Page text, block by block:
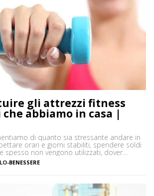
gli attrezzi fitness
abbiamo in casa |
di quanto sia stressante andare in
orari e giorni stabiliti, spendere soldi
spesso non vengono utilizzati, dover
arrivare in palestra: in moltissimi
a casa per queste e tante altre ragioni.
-BENESSERE